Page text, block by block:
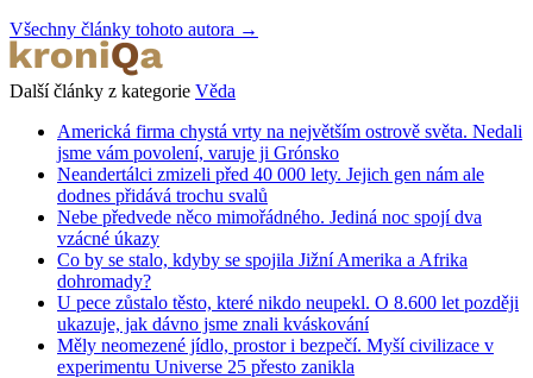
Všechny články tohoto autora →
Další články z kategorie Věda
Americká firma chystá vrty na největším ostrově světa. Nedali
jsme vám povolení, varuje ji Grónsko
Neandertálci zmizeli před 40 000 lety. Jejich gen nám ale
dodnes přidává trochu svalů
Nebe předvede něco mimořádného. Jediná noc spojí dva
vzácné úkazy
Co by se stalo, kdyby se spojila Jižní Amerika a Afrika
dohromady?
U pece zůstalo těsto, které nikdo neupekl. O 8.600 let později
ukazuje, jak dávno jsme znali kváskování
Měly neomezené jídlo, prostor i bezpečí. Myší civilizace v
experimentu Universe 25 přesto zanikla